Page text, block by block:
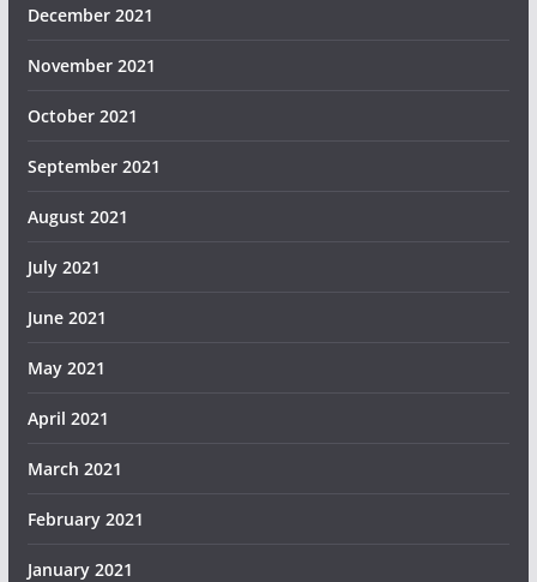
December 2021
November 2021
October 2021
September 2021
August 2021
July 2021
June 2021
May 2021
April 2021
March 2021
February 2021
January 2021